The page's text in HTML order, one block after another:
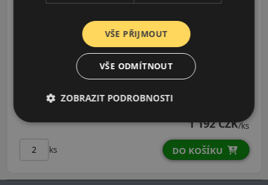
Údaje o štítku EPREL:
1 192 CZK/ks
ks DO KOŠÍKU
VŠE PŘIJMOUT
VŠE ODMÍTNOUT
ZOBRAZIT PODROBNOSTI